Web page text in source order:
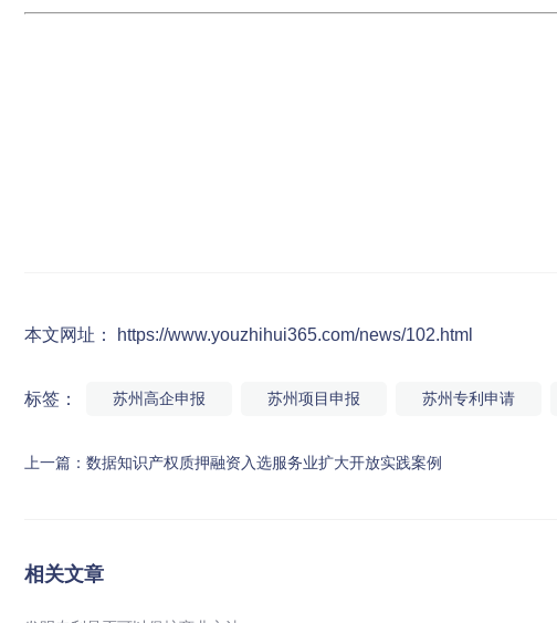
本文网址： https://www.youzhihui365.com/news/102.html
标签： 苏州高企申报 苏州项目申报 苏州专利申请
上一篇： 数据知识产权质押融资入选服务业扩大开放实践案例
相关文章